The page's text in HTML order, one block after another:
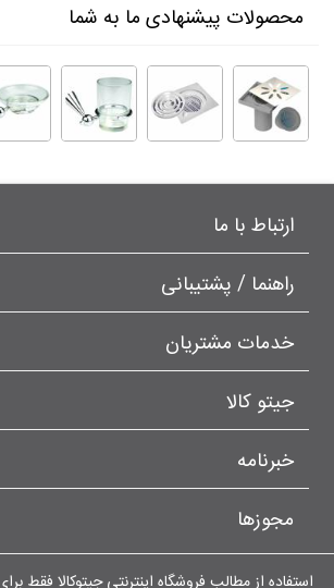
محصولات پیشنهادی ما به شما
ارتباط با ما
راهنما / پشتیبانی
خدمات مشتریان
جیتو کالا
خبرنامه
مجوزها
استفاده از مطالب فروشگاه اینترنتی جیتوکالا فقط